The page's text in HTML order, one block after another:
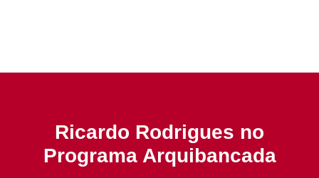
Ricardo Rodrigues no
Programa Arquibancada